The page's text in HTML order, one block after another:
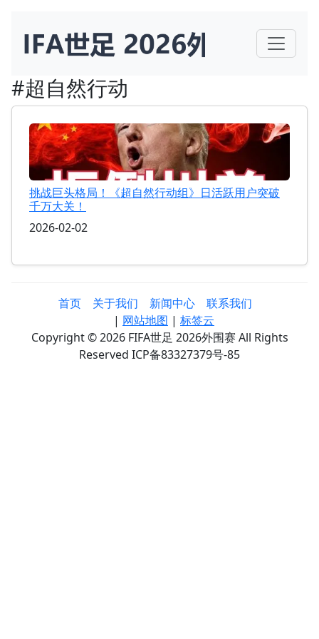
#超自然行动
挑战巨头格局！《超自然行动组》日活跃用户突破
千万大关！
2026-02-02
首页 关于我们 新闻中心
联系我们
| 网站地图 | 标签云
Copyright © 2026 FIFA世足 2026外围赛 All Rights
Reserved ICP备83327379号-85